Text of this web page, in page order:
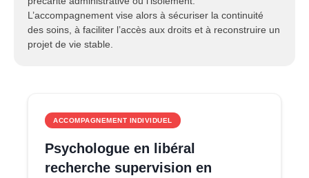
L’accompagnement vise alors à sécuriser la continuité
des soins, à faciliter l’accès aux droits et à reconstruire un
projet de vie stable.
ACCOMPAGNEMENT INDIVIDUEL
Psychologue en libéral
recherche supervision en